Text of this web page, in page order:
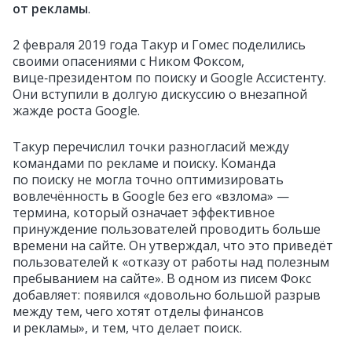
от рекламы.
2 февраля 2019 года Такур и Гомес поделились
своими опасениями с Ником Фоксом,
вице‑президентом по поиску и Google Ассистенту.
Они вступили в долгую дискуссию о внезапной
жажде роста Google.
Такур перечислил точки разногласий между
командами по рекламе и поиску. Команда
по поиску не могла точно оптимизировать
вовлечённость в Google без его «взлома» —
термина, который означает эффективное
принуждение пользователей проводить больше
времени на сайте. Он утверждал, что это приведёт
пользователей к «отказу от работы над полезным
пребыванием на сайте». В одном из писем Фокс
добавляет: появился «довольно большой разрыв
между тем, чего хотят отделы финансов
и рекламы», и тем, что делает поиск.